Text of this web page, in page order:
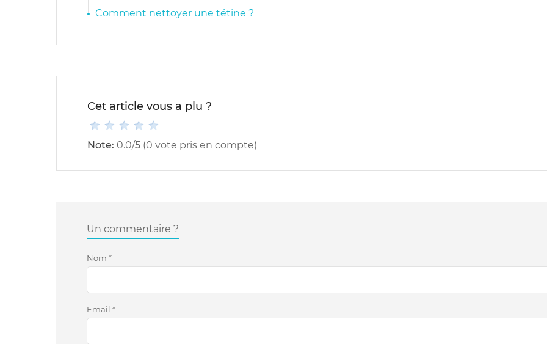
Comment nettoyer une tétine ?
Cet article vous a plu ?
Note: 0.0/5 (0 vote pris en compte)
Un commentaire ?
Nom *
Email *